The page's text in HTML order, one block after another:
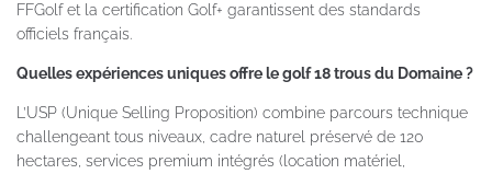
FFGolf et la certification Golf+ garantissent des standards
officiels français.
Quelles expériences uniques offre le golf 18 trous du Domaine ?
L’USP (Unique Selling Proposition) combine parcours technique
challengeant tous niveaux, cadre naturel préservé de 120
hectares, services premium intégrés (location matériel,